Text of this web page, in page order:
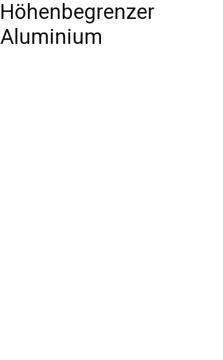
Höhenbegrenzer
Aluminium